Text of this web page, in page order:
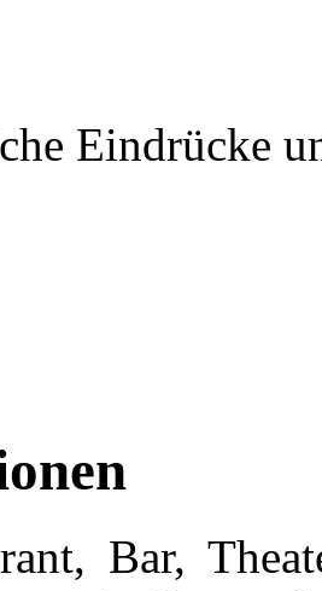
Eindrücke
Bar,